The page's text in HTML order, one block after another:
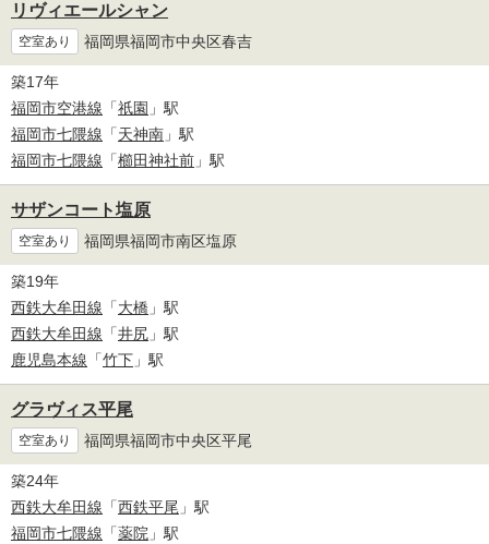
リヴィエールシャン
空室あり 福岡県福岡市中央区春吉
築17年
福岡市空港線 「祇園 」駅
福岡市七隈線 「天神南 」駅
福岡市七隈線 「櫛田神社前 」駅
サザンコート塩原
空室あり 福岡県福岡市南区塩原
築19年
西鉄大牟田線 「大橋 」駅
西鉄大牟田線 「井尻 」駅
鹿児島本線 「竹下 」駅
グラヴィス平尾
空室あり 福岡県福岡市中央区平尾
築24年
西鉄大牟田線 「西鉄平尾 」駅
福岡市七隈線 「薬院 」駅